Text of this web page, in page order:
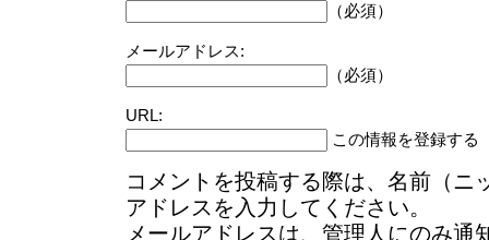
（必須）
メールアドレス:
（必須）
URL:
この情報を登録する
コメントを投稿する際は、名前（ニ
アドレスを入力してください。
メールアドレスは、管理人にのみ通